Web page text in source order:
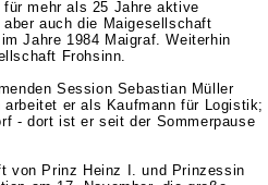
mehr als 25 Jahre aktive
auch die Maigesellschaft
Jahre 1984 Maigraf. Weiterhin
Frohsinn.
Session Sebastian Müller
er als Kaufmann für Logistik;
- dort ist er seit der Sommerpause
von Prinz Heinz I. und Prinzessin